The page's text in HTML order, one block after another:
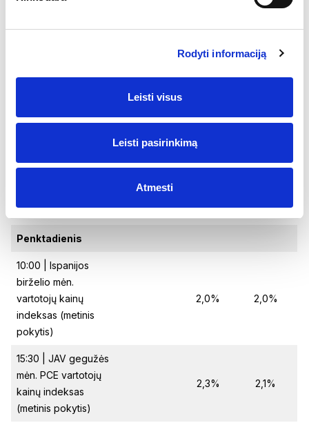
Rodyti informaciją
Leisti visus
Leisti pasirinkimą
Atmesti
praėjusią savaitę
produkto pokytis
-0,2% -0,2%
per praėjusią savaitę
Penktadienis
10:00 | Ispanijos
birželio mėn.
vartotojų kainų
indeksas (metinis
pokytis)
2,0% 2,0%
15:30 | JAV gegužės
mėn. PCE vartotojų
kainų indeksas
(metinis pokytis)
2,3% 2,1%